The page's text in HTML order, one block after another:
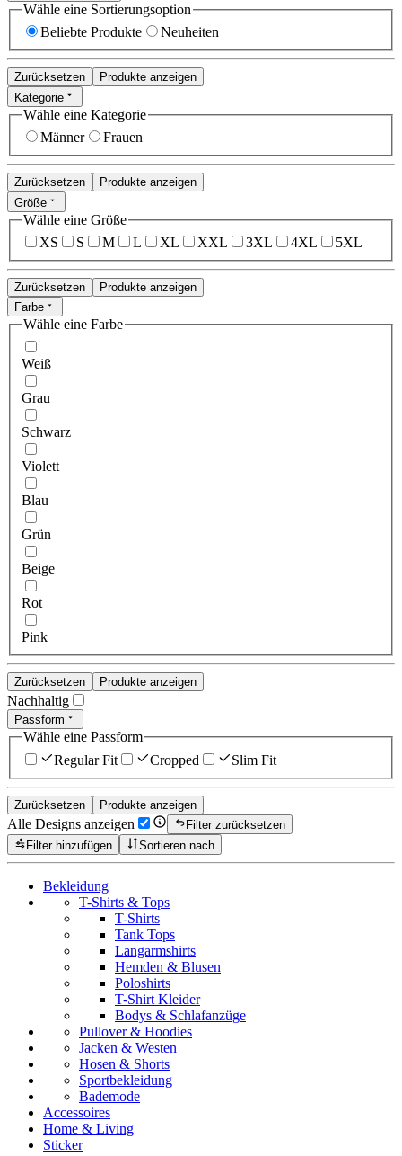
Wähle eine Sortierungsoption
Beliebte Produkte
Neuheiten
Zurücksetzen
Produkte anzeigen
Kategorie
Wähle eine Kategorie
Männer
Frauen
Zurücksetzen
Produkte anzeigen
Größe
Wähle eine Größe
XS
S M L XL XXL 3XL 4XL 5XL
Zurücksetzen
Produkte anzeigen
Farbe
Wähle eine Farbe
Weiß
Grau
Schwarz
Violett
Blau
Grün
Beige
Rot
Pink
Zurücksetzen Produkte anzeigen
Nachhaltig
Passform
Wähle eine Passform
Regular Fit
Cropped Slim Fit
Zurücksetzen Produkte anzeigen
Alle Designs anzeigen
Filter zurücksetzen
Filter hinzufügen
Sortieren nach
Bekleidung
T-Shirts & Tops
T-Shirts
Tank Tops
Langarmshirts
Hemden & Blusen
Poloshirts
T-Shirt Kleider
Bodys & Schlafanzüge
Pullover & Hoodies
Jacken & Westen
Hosen & Shorts
Sportbekleidung
Bademode
Accessoires
Home & Living
Sticker